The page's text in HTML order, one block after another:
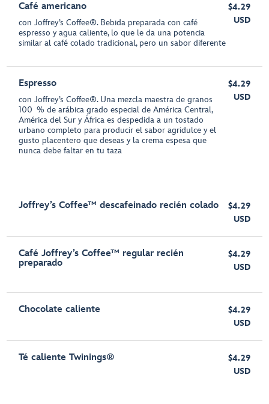
Café americano
con Joffrey’s Coffee®. Bebida preparada con café
espresso y agua caliente, lo que le da una potencia
similar al café colado tradicional, pero un sabor diferente
$4.29
USD
Espresso
con Joffrey’s Coffee®. Una mezcla maestra de granos
100 % de arábica grado especial de América Central,
América del Sur y África es despedida a un tostado
urbano completo para producir el sabor agridulce y el
gusto placentero que deseas y la crema espesa que
nunca debe faltar en tu taza
$4.29
USD
Joffrey’s Coffee™ descafeinado recién colado
$4.29
USD
Café Joffrey’s Coffee™ regular recién
preparado
$4.29
USD
Chocolate caliente
$4.29
USD
Té caliente Twinings®
$4.29
USD